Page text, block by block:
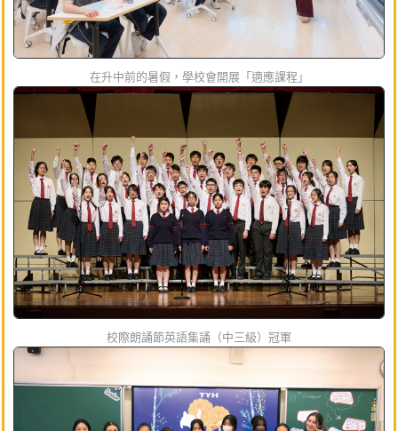
在升中前的暑假，學校會開展「適應課程」
校際朗誦節英語集誦（中三級）冠軍